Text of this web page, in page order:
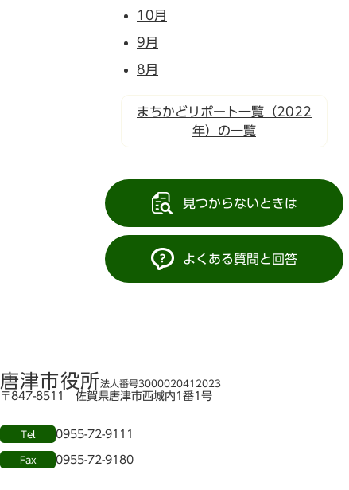
10月
9月
8月
まちかどリポート一覧（2022
年）の一覧
見つからないときは
よくある質問と回答
唐津市役所法人番号3000020412023
〒847-8511 佐賀県唐津市西城内1番1号
Tel 0955-72-9111
Fax 0955-72-9180